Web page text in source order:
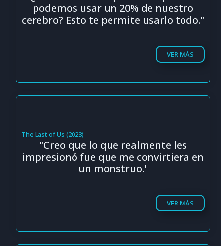
podemos usar un 20% de nuestro
cerebro? Esto te permite usarlo todo."
VER MÁS
The Last of Us (2023)
"Creo que lo que realmente les
impresionó fue que me convirtiera en
un monstruo."
VER MÁS